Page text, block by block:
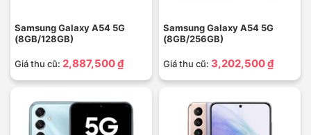
Samsung Galaxy A54 5G
(8GB/128GB)
Giá thu cũ: 2,887,500 ₫
Samsung Galaxy A54 5G
(8GB/256GB)
Giá thu cũ: 3,202,500 ₫